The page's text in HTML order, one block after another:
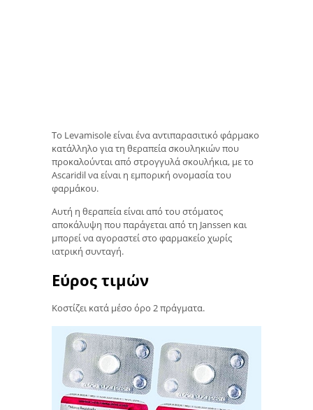
Το Levamisole είναι ένα αντιπαρασιτικό φάρμακο
κατάλληλο για τη θεραπεία σκουληκιών που
προκαλούνται από στρογγυλά σκουλήκια, με το
Ascaridil να είναι η εμπορική ονομασία του
φαρμάκου.
Αυτή η θεραπεία είναι από του στόματος
αποκάλυψη που παράγεται από τη Janssen και
μπορεί να αγοραστεί στο φαρμακείο χωρίς
ιατρική συνταγή.
Εύρος τιμών
Κοστίζει κατά μέσο όρο 2 πράγματα.